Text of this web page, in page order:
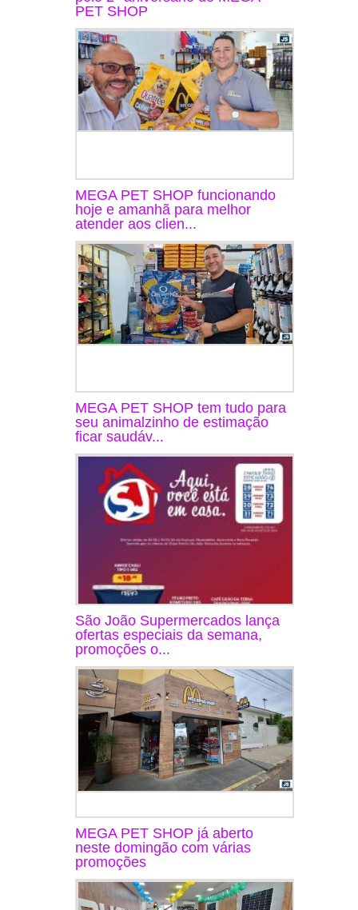
PET SHOP
MEGA PET SHOP funcionando
hoje e amanhã para melhor
atender aos clien...
MEGA PET SHOP tem tudo para
seu animalzinho de estimação
ficar saudáv...
São João Supermercados lança
ofertas especiais da semana,
promoções o...
MEGA PET SHOP já aberto
neste domingão com várias
promoções